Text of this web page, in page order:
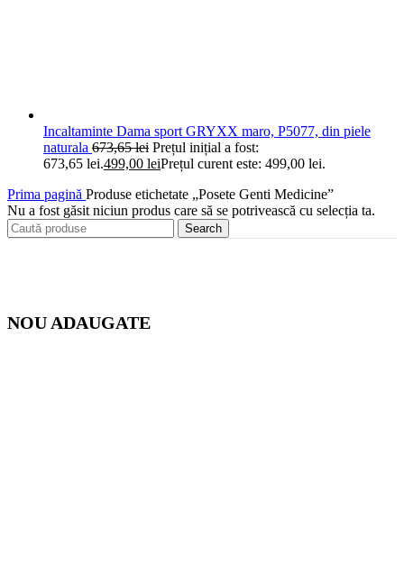
Incaltaminte Dama sport GRYXX maro, P5077, din piele
naturala 673,65lei Prețul inițial a fost:
673,65 lei.499,00 leiPrețul curent este: 499,00 lei.
Prima pagină Produse etichetate „Posete Genti Medicine”
Nu a fost găsit niciun produs care să se potrivească cu selecția ta.
Search
NOU ADAUGATE